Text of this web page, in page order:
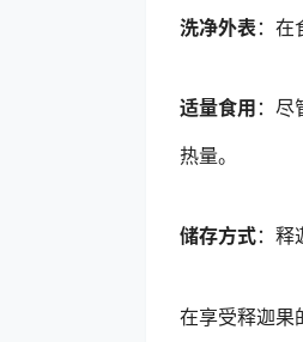
洗净外表 ：在
适量食用 ：尽
热量。
储存方式：释
在享受释迦果